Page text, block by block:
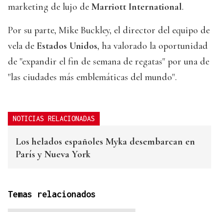
marketing de lujo de Marriott International.
Por su parte, Mike Buckley, el director del equipo de
vela de Estados Unidos, ha valorado la oportunidad
de "expandir el fin de semana de regatas" por una de
"las ciudades más emblemáticas del mundo".
NOTICIAS RELACIONADAS
Los helados españoles Myka desembarcan en
París y Nueva York
Temas relacionados